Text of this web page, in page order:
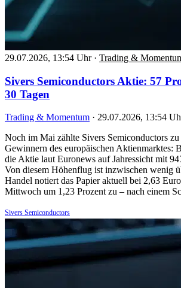
29.07.2026, 13:54 Uhr · Trading &
Sivers Semiconductors Aktie: 57
30 Tagen
Trading & Momentum · 29.07.2026, 13:54
Noch im Mai zählte Sivers Semiconductors
Gewinnern des europäischen Aktienmarktes:
die Aktie laut Euronews auf Jahressicht mit
Von diesem Höhenflug ist inzwischen wenig
Handel notiert das Papier aktuell bei 2,63
Mittwoch um 1,23 Prozent zu – nach einem
Sivers Semiconductors